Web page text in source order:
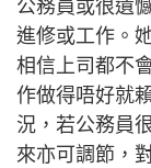
公務員或很遺
進修或工作。
相信上司都不
作做得唔好就
況，若公務員
來亦可調節，